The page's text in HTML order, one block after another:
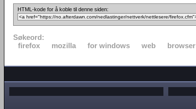
HTML-kode for å koble til denne siden:
Søkeord:
firefox
mozilla for windows web browser